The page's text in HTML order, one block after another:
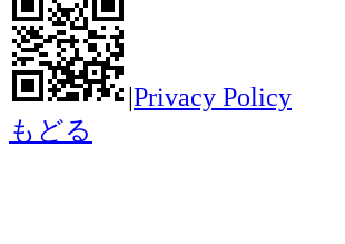
|Privacy Policy
もどる